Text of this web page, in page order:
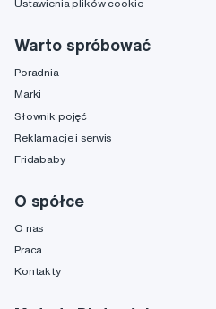
Ustawienia plików cookie
Warto spróbować
Poradnia
Marki
Słownik pojęć
Reklamacje i serwis
Fridababy
O spółce
O nas
Praca
Kontakty